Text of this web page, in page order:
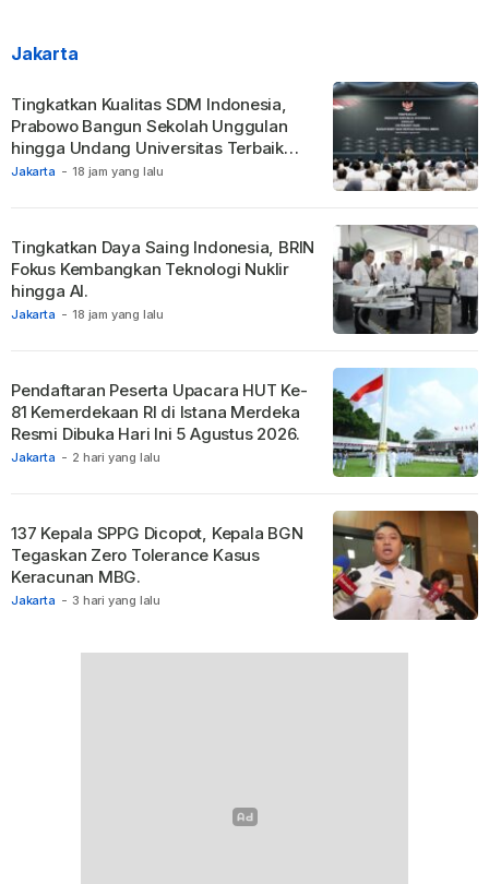
Jakarta
Jakarta - 18 jam yang lalu
Tingkatkan Kualitas SDM Indonesia,
Prabowo Bangun Sekolah Unggulan
hingga Undang Universitas Terbaik
Dunia.
Jakarta - 18 jam yang lalu
Tingkatkan Daya Saing Indonesia, BRIN
Fokus Kembangkan Teknologi Nuklir
hingga AI.
Jakarta - 2 hari yang lalu
Pendaftaran Peserta Upacara HUT Ke-
81 Kemerdekaan RI di Istana Merdeka
Resmi Dibuka Hari Ini 5 Agustus 2026.
Jakarta - 3 hari yang lalu
137 Kepala SPPG Dicopot, Kepala BGN
Tegaskan Zero Tolerance Kasus
Keracunan MBG.